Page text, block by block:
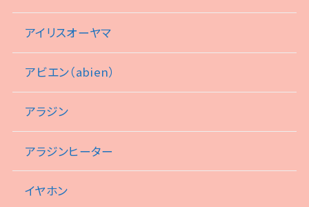
アイリスオーヤマ
アビエン（abien）
アラジン
アラジンヒーター
イヤホン